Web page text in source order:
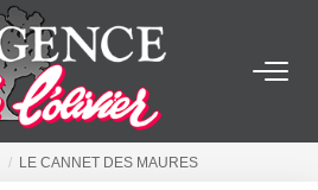
ACHETER
LE CANNET DES MAURES